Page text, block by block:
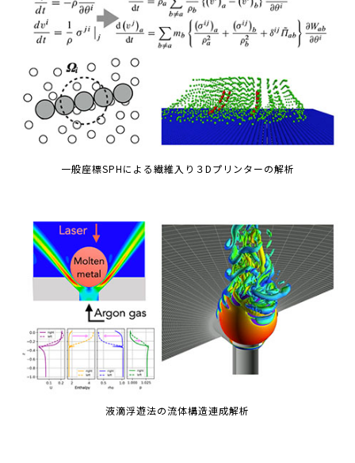
一般座標SPHによる繊維入り３Dプリンターの解析
液滴浮遊法の流体構造連成解析